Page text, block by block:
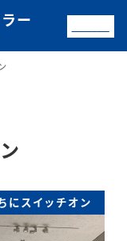
ー
にスイッチオン